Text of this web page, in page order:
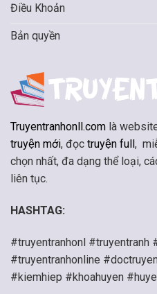
Điều Khoản
Bản quyền
Truyentranhonll.com là
truyện mới, đọc truyện full ,
chọn nhất, đa dạng thể loại,
liên tục.
HASHTAG:
#truyentranhonl #truyentranh
#truyentranhonline
#kiemhiep #khoahuyen